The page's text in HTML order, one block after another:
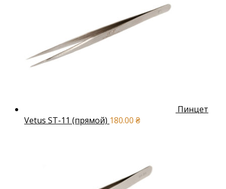
Пинцет
Vetus ST-11 (прямой) 180.00 ₴